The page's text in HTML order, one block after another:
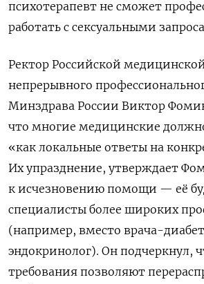
психотерапевт не сможет
работать с сексуальными
Ректор Российской
непрерывного
Минздрава России Виктор
что многие медицинские
«как локальные ответы на
Их упразднение, утверждает
к исчезновению помощи — её
специалисты более широких
(например, вместо врача-
эндокринолог). Он подчеркнул,
требования позволяют